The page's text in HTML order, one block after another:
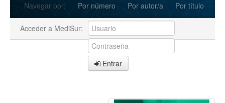
Navegar por: Por número Por autor/a Por título
Acceder a MediSur:
Entrar